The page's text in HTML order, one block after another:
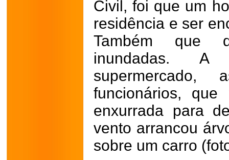
Civil, foi que um
residência e ser
Também que
inundadas.
supermercado,
funcionários, que
enxurrada para
vento arrancou
sobre um carro